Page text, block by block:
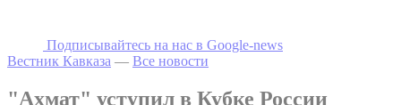
Подписывайтесь на наc в Google-news
Вестник Кавказа — Все новости
"Ахмат" уступил в Кубке России